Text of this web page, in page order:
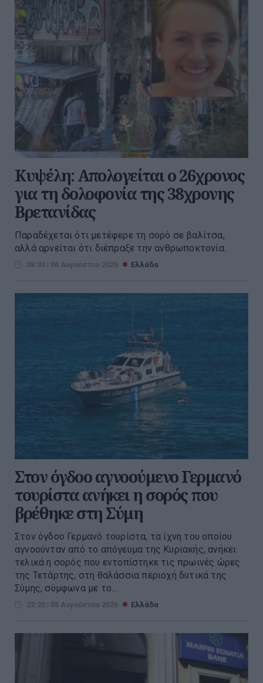
Κυψέλη: Απολογείται ο 26χρονος
για τη δολοφονία της 38χρονης
Βρετανίδας
Παραδέχεται ότι μετέφερε τη σορό σε βαλίτσα,
αλλά αρνείται ότι διέπραξε την ανθρωποκτονία.
08:30 | 06 Αυγούστου 2026 Ελλάδα
Στον όγδοο αγνοούμενο Γερμανό
τουρίστα ανήκει η σορός που
βρέθηκε στη Σύμη
Στον όγδοο Γερμανό τουρίστα, τα ίχνη του οποίου
αγνοούνταν από το απόγευμα της Κυριακής, ανήκει
τελικά η σορός που εντοπίστηκε τις πρωινές ώρες
της Τετάρτης, στη θαλάσσια περιοχή δυτικά της
Σύμης, σύμφωνα με το...
23:20 | 05 Αυγούστου 2026 Ελλάδα